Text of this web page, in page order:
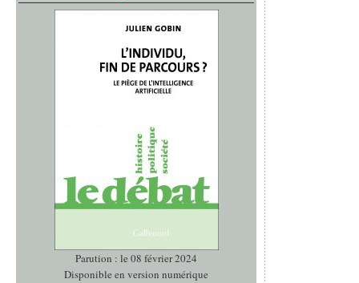
Parution : le 08 février 2024
Disponible en version numérique